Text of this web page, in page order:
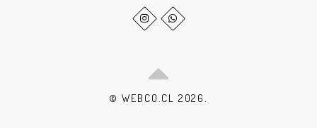
© WEBCO.CL 2026.